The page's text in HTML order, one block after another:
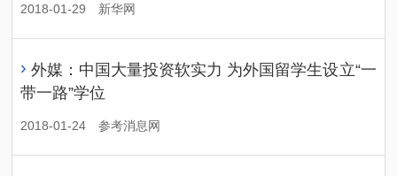
2018-01-29 新华网
› 外媒：中国大量投资软实力 为外国留学生设立“一
带一路”学位
2018-01-24 参考消息网